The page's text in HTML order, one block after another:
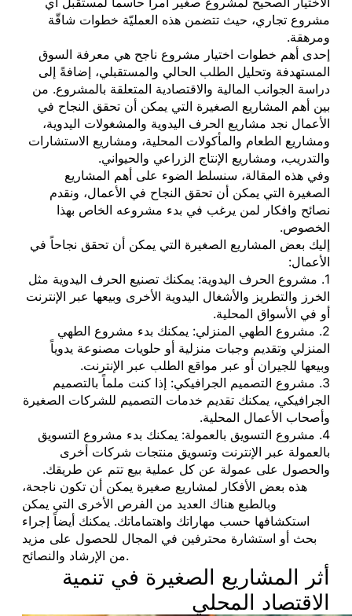
مشروع تجاري، حيث تتضمن هذه العمليّة خطوات شاقّة
ومرهقة.
إحدى أهم خطوات اختيار مشروع ناجح هي معرفة السوق
المستهدفة وتحليل الطلب الحالي والمستقبلي، إضافةً إلى
دراسة الجوانب المالية والاقتصادية المتعلقة بالمشروع. من
بين أهم المشاريع الصغيرة التي يمكن أن تحقق النجاح في
الأعمال نجد مشاريع الحرف اليدوية والمشغولات اليدوية،
ومشاريع الطعام والمأكولات المحلية، ومشاريع الاستشارات
والتدريب، ومشاريع الإنتاج الزراعي والحيواني.
وفي هذه المقالة، سنسلط الضوء على أهم المشاريع
الصغيرة التي يمكن أن تحقق النجاح في الأعمال، ونقدم
نصائح وافكار لمن يرغب في بدء مشروعه الخاص بهذا
الخصوص.
إليك بعض المشاريع الصغيرة التي يمكن أن تحقق نجاحاً في
الأعمال:
1. مشروع الحرف اليدوية: يمكنك تصنيع الحرف اليدوية مثل
الخرز والتطريز والأشغال اليدوية الأخرى وبيعها عبر الإنترنت
أو في الأسواق المحلية.
2. مشروع الطهي المنزلي: يمكنك بدء مشروع الطهي
المنزلي وتقديم وجبات منزلية أو حلويات مصنوعة يدوياً
وبيعها للجيران أو عبر مواقع الطلب عبر الإنترنت.
3. مشروع التصميم الجرافيكي: إذا كنت ملماً بالتصميم
الجرافيكي، يمكنك تقديم خدمات التصميم للشركات الصغيرة
وأصحاب الأعمال المحلية.
4. مشروع التسويق بالعمولة: يمكنك بدء مشروع التسويق
بالعمولة عبر الإنترنت وتسويق منتجات شركات أخرى
والحصول على عمولة عن كل عملية بيع تتم عن طريقك.
هذه بعض الأفكار لمشاريع صغيرة يمكن أن تكون ناجحة،
وبالطبع هناك العديد من الفرص الأخرى التي يمكن
استكشافها حسب مهاراتك واهتماماتك. يمكنك أيضاً إجراء
بحث أو استشارة محترفين في المجال للحصول على مزيد
من الإرشاد والنصائح.
أثر المشاريع الصغيرة في تنمية
الاقتصاد المحلي